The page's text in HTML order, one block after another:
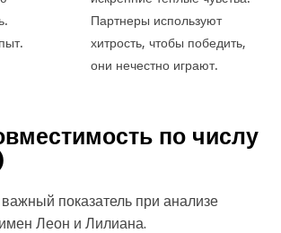
Партнеры используют
хитрость, чтобы победить,
они нечестно играют.
по числу
показатель при анализе
Леон и Лилиана.